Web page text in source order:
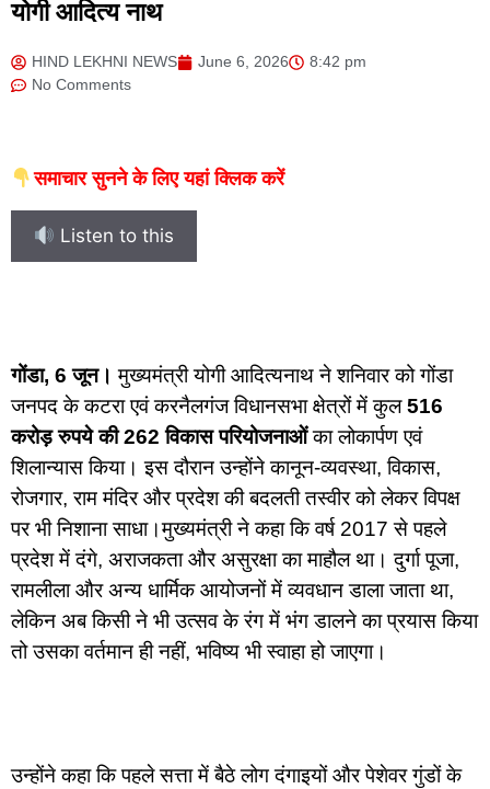
योगी आदित्य नाथ
HIND LEKHNI NEWS June 6, 2026
8:42 pm
No Comments
समाचार सुनने के लिए यहां क्लिक करें
Listen to this
गोंडा, 6 जून। मुख्यमंत्री योगी आदित्यनाथ ने शनिवार को गोंडा
जनपद के कटरा एवं करनैलगंज विधानसभा क्षेत्रों में कुल516
करोड़ रुपये की 262 विकास परियोजनाओंका लोकार्पण एवं
शिलान्यास किया। इस दौरान उन्होंने कानून-व्यवस्था, विकास,
रोजगार, राम मंदिर और प्रदेश की बदलती तस्वीर को लेकर विपक्ष
पर भी निशाना साधा।मुख्यमंत्री ने कहा कि वर्ष 2017 से पहले
प्रदेश में दंगे, अराजकता और असुरक्षा का माहौल था। दुर्गा पूजा,
रामलीला और अन्य धार्मिक आयोजनों में व्यवधान डाला जाता था,
लेकिन अब किसी ने भी उत्सव के रंग में भंग डालने का प्रयास किया
तो उसका वर्तमान ही नहीं, भविष्य भी स्वाहा हो जाएगा।
उन्होंने कहा कि पहले सत्ता में बैठे लोग दंगाइयों और पेशेवर गुंडों के